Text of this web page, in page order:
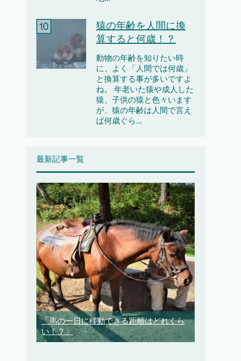
猿の年齢を人間に換
算すると何歳！？
動物の年齢を知りたい時
に、よく「人間では何歳」
と換算する事が多いですよ
ね。 年老いた猿や成人した
猿、子供の猿と色々います
が、猿の年齢は人間で言え
ば何歳ぐら...
最新記事一覧
「馬の一日に移動できる距離はどれくら
い！？」